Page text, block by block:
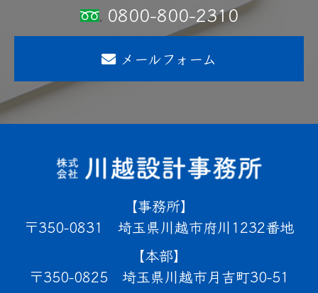
0800-800-2310
メールフォーム
事務所
350-0831
埼玉県川越市府川1232番地
本部
350-0825
埼玉県川越市月吉町30-51